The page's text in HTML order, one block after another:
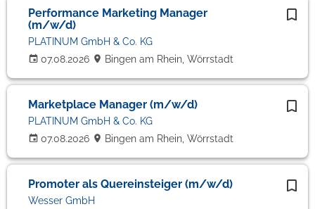
Performance Marketing Manager
(m/w/d)
07.08.2026
PLATINUM GmbH & Co. KG
Bingen am Rhein, Wörrstadt
Marketplace Manager (m/w/d)
07.08.2026
PLATINUM GmbH & Co. KG
Bingen am Rhein, Wörrstadt
Promoter als Quereinsteiger (m/w/d)
Wesser GmbH